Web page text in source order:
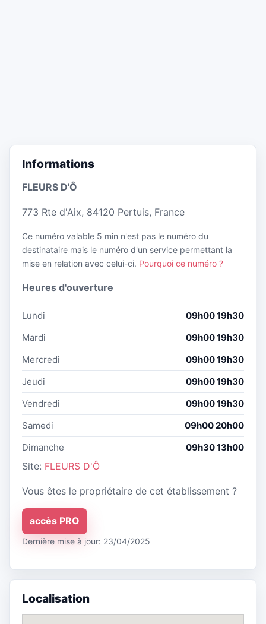
Informations
FLEURS D'Ô
773 Rte d'Aix, 84120 Pertuis, France
Ce numéro valable 5 min n'est pas le numéro du
destinataire mais le numéro d'un service permettant la
mise en relation avec celui-ci. Pourquoi ce numéro ?
Heures d'ouverture
Lundi
09h00 19h30
Mardi
09h00 19h30
Mercredi
09h00 19h30
Jeudi
09h00 19h30
Vendredi
09h00 19h30
Samedi
09h00 20h00
Dimanche
09h30 13h00
Site: FLEURS D'Ô
Vous êtes le propriétaire de cet établissement ?
accès PRO
Dernière mise à jour: 23/04/2025
Localisation